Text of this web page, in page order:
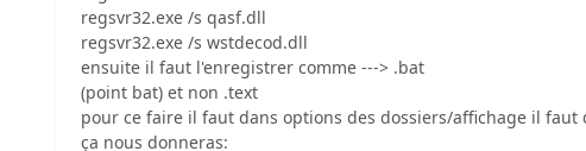
regsvr32.exe /s qasf.dll
regsvr32.exe /s wstdecod.dll
ensuite il faut l'enregistrer comme ---> .bat
(point bat) et non .text
pour ce faire il faut dans options des dossiers/affichage il
ça nous donneras: